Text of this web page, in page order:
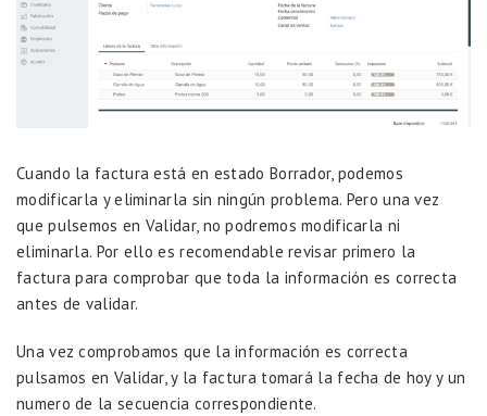
Cuando la factura está en estado Borrador, podemos
modificarla y eliminarla sin ningún problema. Pero una vez
que pulsemos en Validar, no podremos modificarla ni
eliminarla. Por ello es recomendable revisar primero la
factura para comprobar que toda la información es correcta
antes de validar.
Una vez comprobamos que la información es correcta
pulsamos en Validar, y la factura tomará la fecha de hoy y un
numero de la secuencia correspondiente.